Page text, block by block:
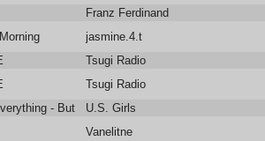
Franz Ferdinand
jasmine.4.t
Tsugi Radio
Tsugi Radio
- But A Smile
U.S. Girls
Vanelitne